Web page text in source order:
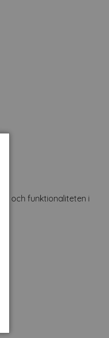
och funktionaliteten i